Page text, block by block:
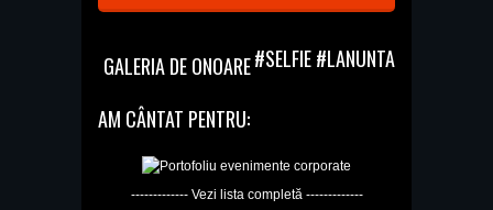
GALERIA DE ONOARE#SELFIE #LANUNTA
AM CÂNTAT PENTRU:
------------- Vezi lista completă -------------